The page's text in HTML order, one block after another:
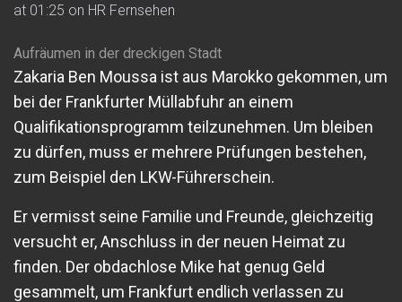
at 01:25 on HR Fernsehen
Aufräumen in der dreckigen Stadt
Zakaria Ben Moussa ist aus Marokko gekommen, um
bei der Frankfurter Müllabfuhr an einem
Qualifikationsprogramm teilzunehmen. Um bleiben
zu dürfen, muss er mehrere Prüfungen bestehen,
zum Beispiel den LKW-Führerschein.
Er vermisst seine Familie und Freunde, gleichzeitig
versucht er, Anschluss in der neuen Heimat zu
finden. Der obdachlose Mike hat genug Geld
gesammelt, um Frankfurt endlich verlassen zu